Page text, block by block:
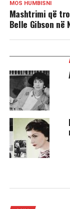
MOS HUMBISNI
Mashtrimi që
Belle Gibson në